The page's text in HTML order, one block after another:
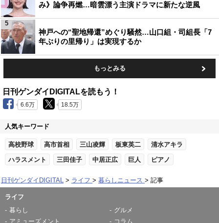
み》論争再燃…暗雲漂う主演ドラマに新たな逆風
神戸への“聖地帰還”めぐり騒然…山口組・司組長「7
年ぶりの里帰り」は実現するか
5
もっとみる
日刊ゲンダイDIGITALを読もう！
6.6万 18.5万
人気キーワード
高校野球 高市首相 三山凌輝 板東英二 清水アキラ
ハラスメント 三田佳子 中居正広 巨人 ピアノ
日刊ゲンダイDIGITAL ライフ 暮らしニュース 記事
ライフ
暮らし
グルメ
アミューズメント
コラム